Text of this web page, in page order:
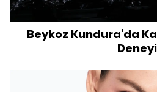
Beykoz Kundura'da
Deneyi